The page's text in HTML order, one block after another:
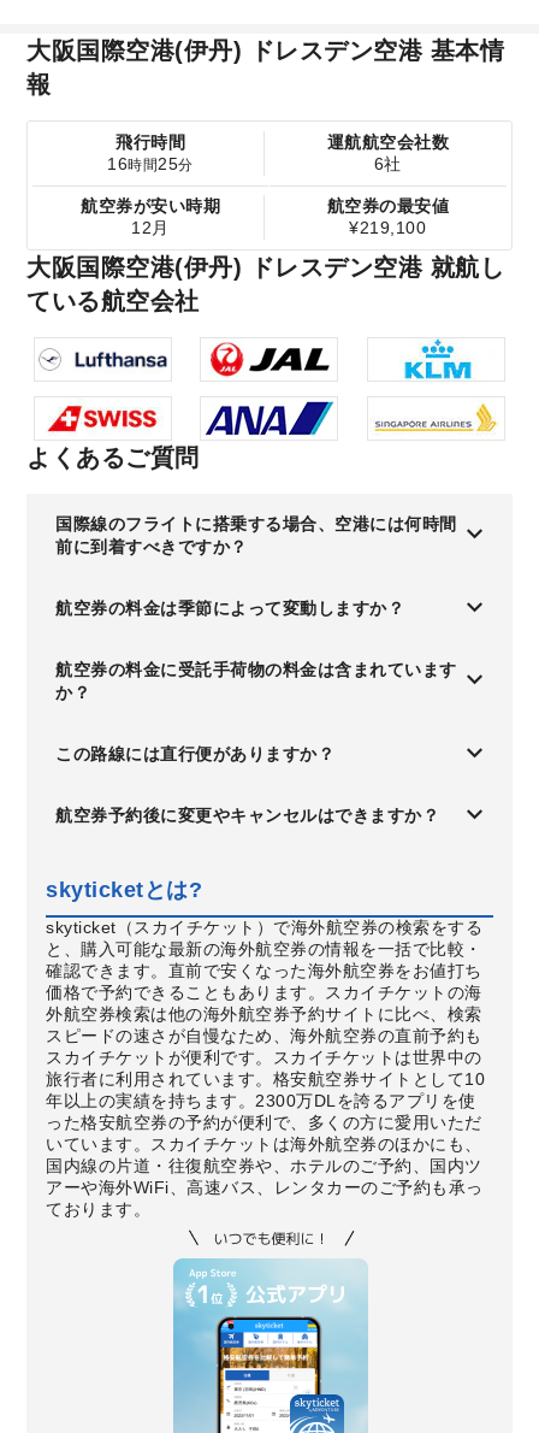
大阪国際空港(伊丹) ドレスデン空港 基本情
報
飛行時間
16時間25分
運航航空会社数
6社
航空券が安い時期
12月
航空券の最安値
¥219,100
大阪国際空港(伊丹) ドレスデン空港 就航し
ている航空会社
よくあるご質問
国際線のフライトに搭乗する場合、空港には何時間
前に到着すべきですか？
航空券の料金は季節によって変動しますか？
航空券の料金に受託手荷物の料金は含まれています
か？
この路線には直行便がありますか？
航空券予約後に変更やキャンセルはできますか？
skyticketとは?
skyticket（スカイチケット）で海外航空券の検索をする
と、購入可能な最新の海外航空券の情報を一括で比較・
確認できます。直前で安くなった海外航空券をお値打ち
価格で予約できることもあります。スカイチケットの海
外航空券検索は他の海外航空券予約サイトに比べ、検索
スピードの速さが自慢なため、海外航空券の直前予約も
スカイチケットが便利です。スカイチケットは世界中の
旅行者に利用されています。格安航空券サイトとして10
年以上の実績を持ちます。2300万DLを誇るアプリを使
った格安航空券の予約が便利で、多くの方に愛用いただ
いています。スカイチケットは海外航空券のほかにも、
国内線の片道・往復航空券や、ホテルのご予約、国内ツ
アーや海外WiFi、高速バス、レンタカーのご予約も承っ
ております。